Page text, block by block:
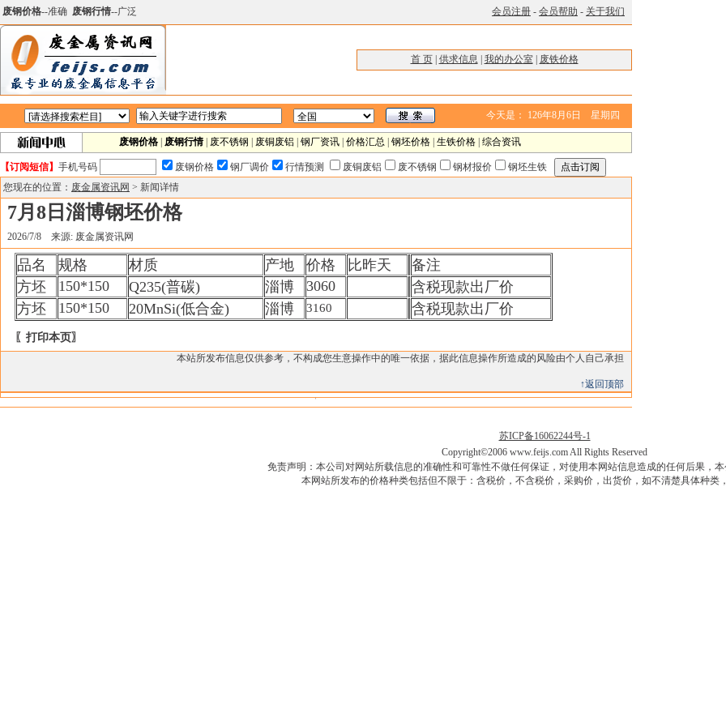
废钢价格--准确 废钢行情--广泛 会员注册 - 会员帮助 - 关于我们
首 页| 供求信息 我的办公室| 废铁价格
今天是： 126年8月6日 星期四
废钢价格 废钢行情| 废不锈钢 废铜废铝 钢厂资讯 价格汇总 钢坯价格 生铁价格 综合资讯
【订阅短信】 手机号码 废钢价格 钢厂调价 行情预测 废铜废铝 废不锈钢 钢材报价
钢坯生铁
您现在的位置： 废金属资讯网 > 新闻详情
7月8日淄博钢坯价格
2026/7/8 来源: 废金属资讯网
品名 规格 材质 产地 价格 比昨天
备注
方坯
150*150 Q235(普碳) 淄博 3060
含税现款出厂价
方坯
150*150 20MnSi(低合金) 淄博 3160 含税现款出厂价
〖打印本页〗
本站所发布信息仅供参考，不构成您生意操作中的唯一依据，据此信息操作所造成的风险由个人自己承担
↑返回顶部
苏ICP备16062244号-1
Copyright©2006 www.feijs.com All Rights Reserved
免责声明：本公司对网站所载信息的准确性和可靠性不做任何保证，对使用本网站信息造成的任何后果，本
本网站所发布的价格种类包括但不限于：含税价，不含税价，采购价，出货价，如不清楚具体种类